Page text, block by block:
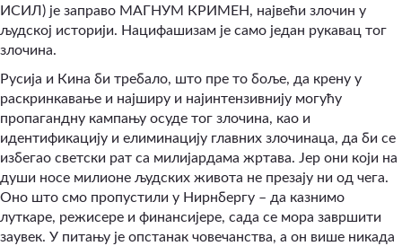
ИСИЛ) је заправо МАГНУМ КРИМЕН, највећи злочин у
људској историји. Нацифашизам је само један рукавац тог
злочина.
Русија и Кина би требало, што пре то боље, да крену у
раскринкавање и најширу и најинтензивнију могућу
пропагандну кампању осуде тог злочина, као и
идентификацију и елиминацију главних злочинаца, да би се
избегао светски рат са милијардама жртава. Јер они који на
души носе милионе људских живота не презају ни од чега.
Оно што смо пропустили у Нирнбергу – да казнимо
луткаре, режисере и финансијере, сада се мора завршити
заувек. У питању је опстанак човечанства, а он више никада